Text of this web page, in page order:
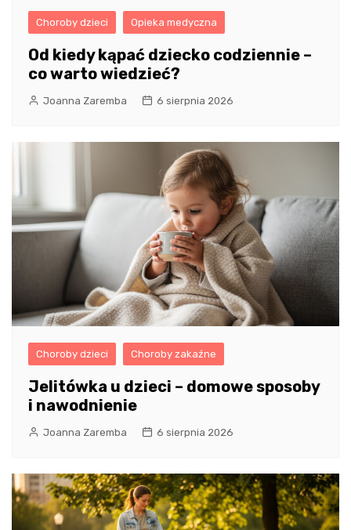
Choroby dzieci Opieka medyczna
Od kiedy kąpać dziecko codziennie –
co warto wiedzieć?
Joanna Zaremba 6 sierpnia 2026
Choroby dzieci Choroby zakaźne
Jelitówka u dzieci – domowe sposoby
i nawodnienie
Joanna Zaremba 6 sierpnia 2026